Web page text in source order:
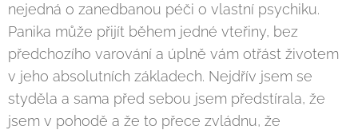
nejedná o zanedbanou péči o vlastní psychiku.
Panika může přijít během jedné vteřiny, bez
předchozího varování a úplně vám otřást životem
v jeho absolutních základech. Nejdřív jsem se
styděla a sama před sebou jsem předstírala, že
jsem v pohodě a že to přece zvládnu, že